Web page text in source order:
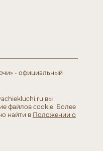
- официальный
вы
файлов cookie. Более
найти в Положении о